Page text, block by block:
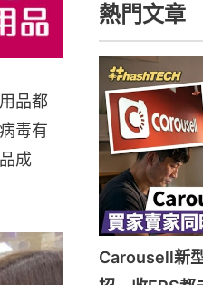
品都
毒有
成
熱門文章
Carousell新